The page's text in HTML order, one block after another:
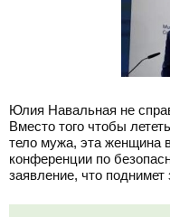
Юлия Навальная не
Вместо того чтобы
тело мужа, эта женщина
конференции по
заявление, что поднимет